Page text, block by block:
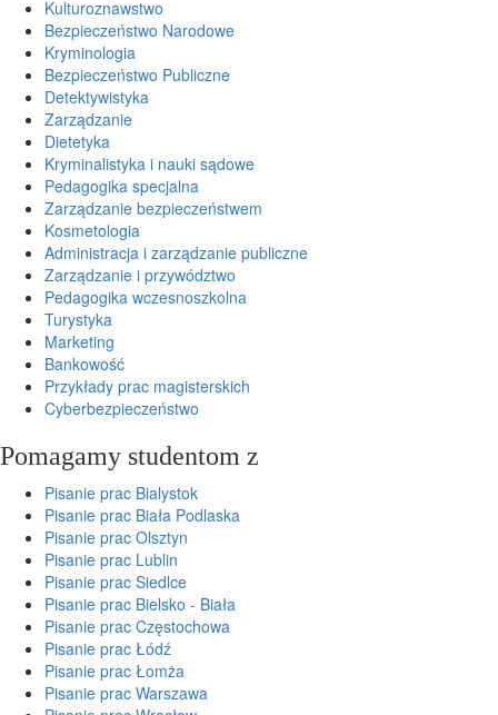
Kulturoznawstwo
Bezpieczeństwo Narodowe
Kryminologia
Bezpieczeństwo Publiczne
Detektywistyka
Zarządzanie
Dietetyka
Kryminalistyka i nauki sądowe
Pedagogika specjalna
Zarządzanie bezpieczeństwem
Kosmetologia
Administracja i zarządzanie publiczne
Zarządzanie i przywództwo
Pedagogika wczesnoszkolna
Turystyka
Marketing
Bankowość
Przykłady prac magisterskich
Cyberbezpieczeństwo
Pomagamy studentom z
Pisanie prac Bialystok
Pisanie prac Biała Podlaska
Pisanie prac Olsztyn
Pisanie prac Lublin
Pisanie prac Siedlce
Pisanie prac Bielsko - Biała
Pisanie prac Częstochowa
Pisanie prac Łódź
Pisanie prac Łomża
Pisanie prac Warszawa